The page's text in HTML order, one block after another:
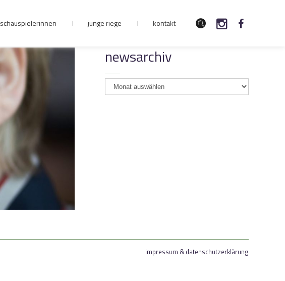
schauspielerinnen junge riege kontakt
newsarchiv
newsarchiv
impressum & datenschutzerklärung